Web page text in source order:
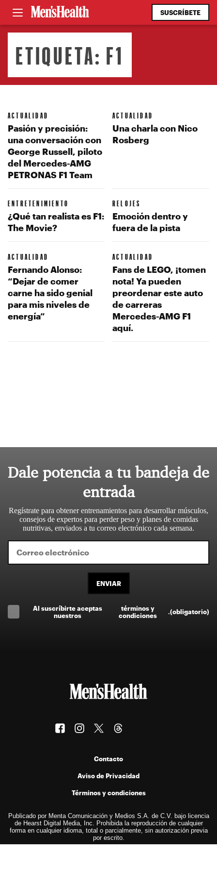
SUSCRÍBETE
ETIQUETA: F1
ACTUALIDAD
Pasión y precisión:
una conversación con
George Russell, piloto
del Mercedes-AMG
PETRONAS F1 Team
ACTUALIDAD
Una charla con Nico
Rosberg
ENTRETENIMIENTO
¿Qué tan realista es F1:
The Movie?
RELOJES
Emoción dentro y
fuera de la pista
ACTUALIDAD
Fernando Alonso:
“Dejar de comer
carne ha sido genial
para mis niveles de
energía”
ACTUALIDAD
Fans de LEGO, ¡tomen
nota! Ya pueden
preordenar este auto
de carreras
Mercedes-AMG F1
aquí.
Dale potencia a tu bandeja de
entrada
Regístrate para obtener entrenamientos para desarrollar músculos,
consejos de expertos para perder peso y planes de comidas
nutritivas, enviados a tu correo electrónico cada semana.
ENVIAR
Al suscríbirte aceptas
nuestros
términos y
condiciones
.(obligatorio)
Contacto
Aviso de Privacidad
Términos y condiciones
Publicado por Menta Comunicación y Medios S.A. de C.V. bajo licencia
de Hearst Digital Media, Inc. Prohibida la reproducción de cualquier
forma en cualquier idioma, total o parcialmente, sin autorización previa
por escrito.